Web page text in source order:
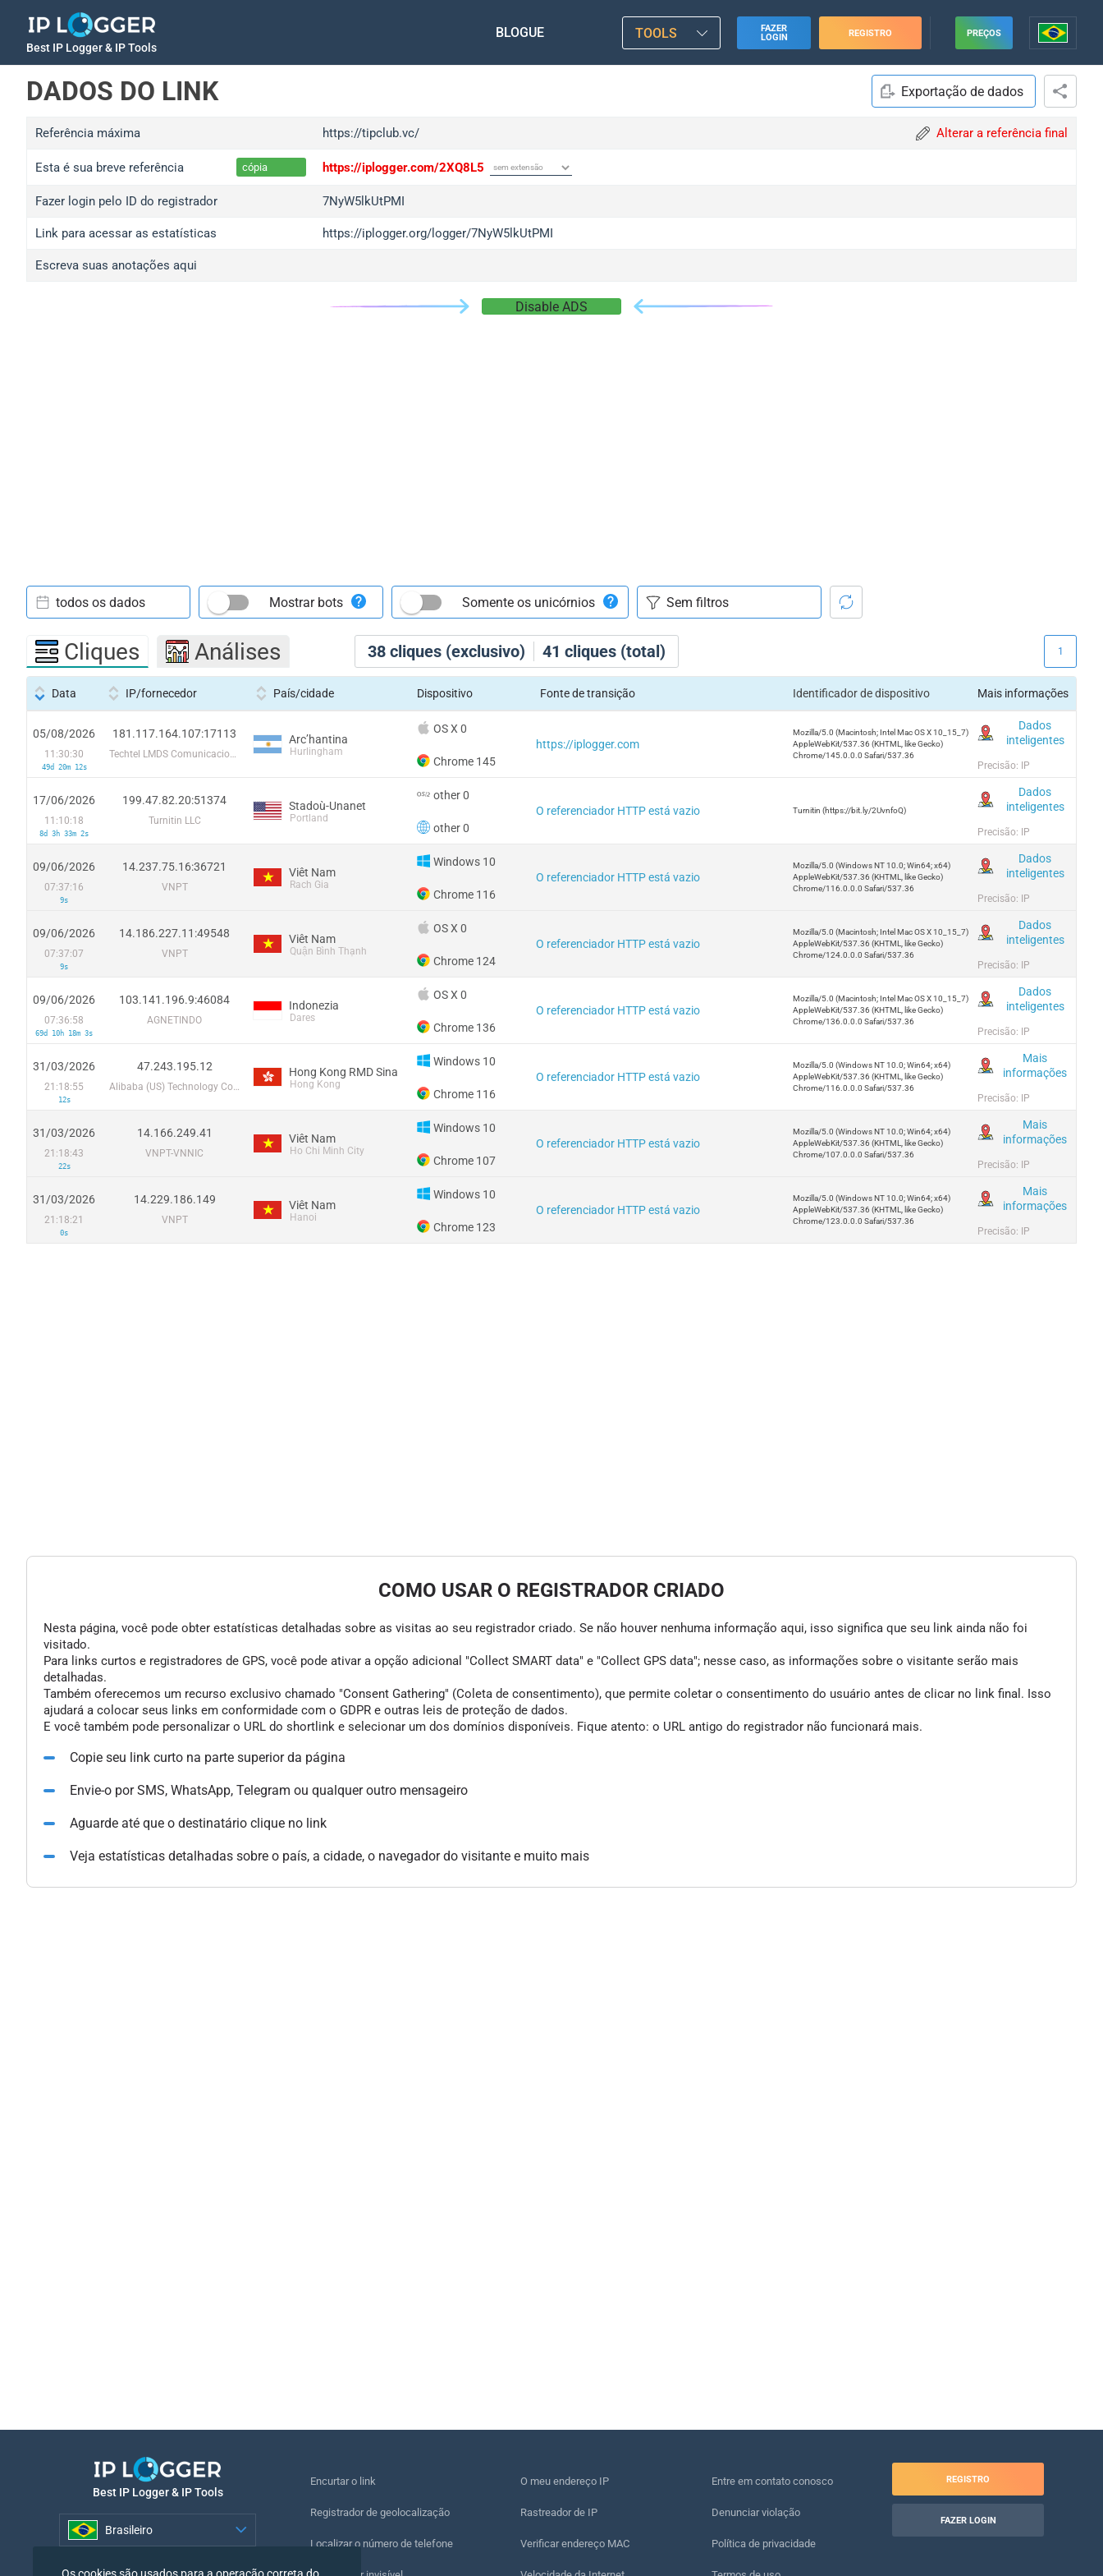
Best IP Logger & IP Tools
BLOGUE TOOLS
FAZER
LOGIN
REGISTRO PREÇOS
DADOS DO LINK Exportação de dados
Referência máxima https://tipclub.vc/ Alterar a referência final
Esta é sua breve referência cópia https://iplogger.com/2XQ8L5
Fazer login pelo ID do registrador 7NyW5lkUtPMI
Link para acessar as estatísticas https://iplogger.org/logger/7NyW5lkUtPMI
Escreva suas anotações aqui
Disable ADS
38 cliques (exclusivo) 41 cliques (total)
todos os dados Mostrar bots Somente os unicórnios
Cliques Análises 1
Data IP/fornecedor País/cidade Dispositivo Fonte de transição Identificador de dispositivo Mais informações
05/08/2026
11:30:30
49d 20m 12s
181.117.164.107:17113
Techtel LMDS Comunicaciones Interactivas S.A.
Arcʼhantina
Hurlingham
OS X 0
Chrome 145
https://iplogger.com
Mozilla/5.0 (Macintosh; Intel Mac OS X 10_15_7)
AppleWebKit/537.36 (KHTML, like Gecko)
Chrome/145.0.0.0 Safari/537.36
Dados
inteligentes
Precisão: IP
17/06/2026
11:10:18
8d 3h 33m 2s
199.47.82.20:51374
Turnitin LLC
Stadoù-Unanet
Portland
other 0
other 0
O referenciador HTTP está vazio Turnitin (https://bit.ly/2UvnfoQ)
Dados
inteligentes
Precisão: IP
09/06/2026
07:37:16
9s
14.237.75.16:36721
VNPT
Viêt Nam
Rach Gia
Windows 10
Chrome 116
O referenciador HTTP está vazio
Mozilla/5.0 (Windows NT 10.0; Win64; x64)
AppleWebKit/537.36 (KHTML, like Gecko)
Chrome/116.0.0.0 Safari/537.36
Dados
inteligentes
Precisão: IP
09/06/2026
07:37:07
9s
14.186.227.11:49548
VNPT
Viêt Nam
Quận Bình Thạnh
OS X 0
Chrome 124
O referenciador HTTP está vazio
Mozilla/5.0 (Macintosh; Intel Mac OS X 10_15_7)
AppleWebKit/537.36 (KHTML, like Gecko)
Chrome/124.0.0.0 Safari/537.36
Dados
inteligentes
Precisão: IP
09/06/2026
07:36:58
69d 10h 18m 3s
103.141.196.9:46084
AGNETINDO
Indonezia
Dares
OS X 0
Chrome 136
O referenciador HTTP está vazio
Mozilla/5.0 (Macintosh; Intel Mac OS X 10_15_7)
AppleWebKit/537.36 (KHTML, like Gecko)
Chrome/136.0.0.0 Safari/537.36
Dados
inteligentes
Precisão: IP
31/03/2026
21:18:55
12s
47.243.195.12
Alibaba (US) Technology Co., Ltd.
Hong Kong RMD Sina
Hong Kong
Windows 10
Chrome 116
O referenciador HTTP está vazio
Mozilla/5.0 (Windows NT 10.0; Win64; x64)
AppleWebKit/537.36 (KHTML, like Gecko)
Chrome/116.0.0.0 Safari/537.36
Mais
informações
Precisão: IP
31/03/2026
21:18:43
22s
14.166.249.41
VNPT-VNNIC
Viêt Nam
Ho Chi Minh City
Windows 10
Chrome 107
O referenciador HTTP está vazio
Mozilla/5.0 (Windows NT 10.0; Win64; x64)
AppleWebKit/537.36 (KHTML, like Gecko)
Chrome/107.0.0.0 Safari/537.36
Mais
informações
Precisão: IP
31/03/2026
21:18:21
0s
14.229.186.149
VNPT
Viêt Nam
Hanoi
Windows 10
Chrome 123
O referenciador HTTP está vazio
Mozilla/5.0 (Windows NT 10.0; Win64; x64)
AppleWebKit/537.36 (KHTML, like Gecko)
Chrome/123.0.0.0 Safari/537.36
Mais
informações
Precisão: IP
COMO USAR O REGISTRADOR CRIADO
Nesta página, você pode obter estatísticas detalhadas sobre as visitas ao seu registrador criado. Se não houver nenhuma informação aqui, isso significa que seu link ainda não foi
visitado.
Para links curtos e registradores de GPS, você pode ativar a opção adicional "Collect SMART data" e "Collect GPS data"; nesse caso, as informações sobre o visitante serão mais
detalhadas.
Também oferecemos um recurso exclusivo chamado "Consent Gathering" (Coleta de consentimento), que permite coletar o consentimento do usuário antes de clicar no link final. Isso
ajudará a colocar seus links em conformidade com o GDPR e outras leis de proteção de dados.
E você também pode personalizar o URL do shortlink e selecionar um dos domínios disponíveis. Fique atento: o URL antigo do registrador não funcionará mais.
Copie seu link curto na parte superior da página
Envie-o por SMS, WhatsApp, Telegram ou qualquer outro mensageiro
Aguarde até que o destinatário clique no link
Veja estatísticas detalhadas sobre o país, a cidade, o navegador do visitante e muito mais
Best IP Logger & IP Tools
Brasileiro
Encurtar o link
Registrador de geolocalização
Localizar o número de telefone
O meu endereço IP
Rastreador de IP
Verificar endereço MAC
Entre em contato conosco
Denunciar violação
Política de privacidade
REGISTRO
FAZER LOGIN